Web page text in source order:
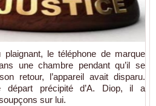
le téléphone de marque
une chambre pendant qu’il se
retour, l’appareil avait disparu.
départ précipité d’A. Diop, il a
sur lui.